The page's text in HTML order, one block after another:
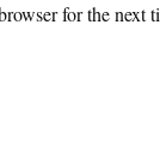
for the next